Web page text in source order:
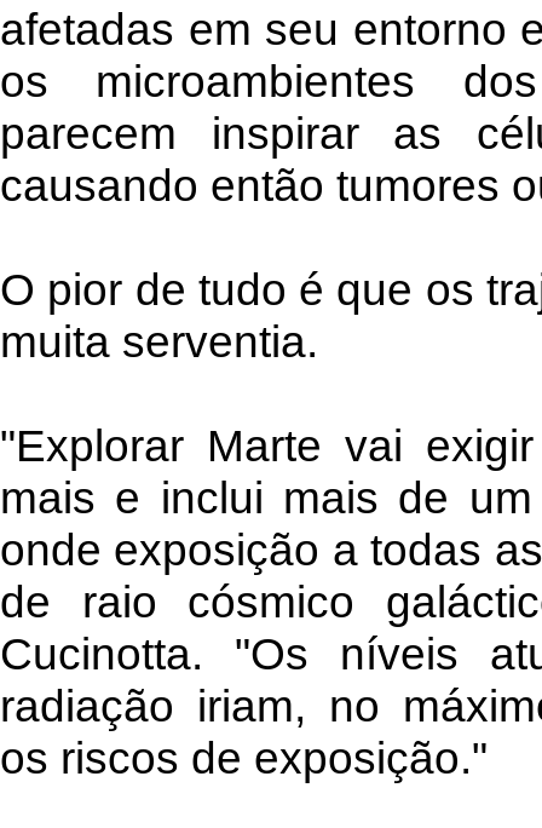
afetadas em seu entorno
os microambientes
parecem inspirar as
causando então tumores
O pior de tudo é que os
muita serventia.
"Explorar Marte vai
mais e inclui mais de
onde exposição a todas
de raio cósmico
Cucinotta. "Os níveis
radiação iriam, no
os riscos de exposição."